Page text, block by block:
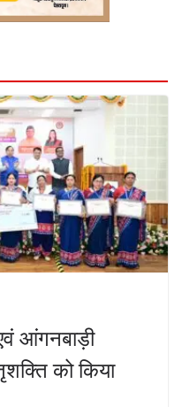
आंगनबाड़ी
को किया